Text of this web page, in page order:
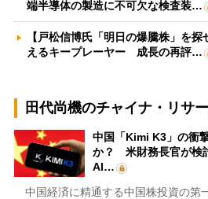
端半導体の製造に不可欠な検査装…
【戸松信博氏「明日の爆騰株」を
えるキープレーヤー 成長の再評…
田代尚機のチャイナ・リサ
中国「Kimi K3」の衝
か？ 米財務長官が検
AI…
中国経済に精通する中国株投資の第